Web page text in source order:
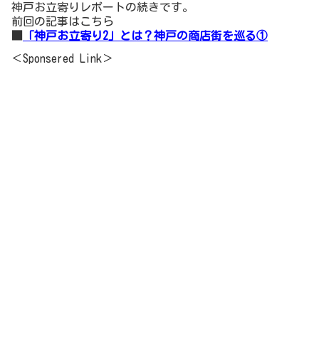
神戸お立寄りレポートの続きです。
前回の記事はこちら
「神戸お立寄り2」とは？神戸の商店街を巡る①
＜Sponsered Link＞